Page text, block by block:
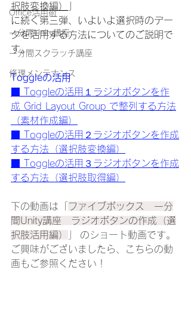
Office活用術
一分間Unity講座
一分間スクラッチ講座
修理メンテナンス
択肢変換編）
に続く第三弾、いよいよ選択時のデー
タを活用する方法についてのご説明で
す。
Toggleの活用
■ Toggleの活用１ラジオボタンを作
成 Grid Layout Group で整列する方法
（素材作成編）
■ Toggleの活用２ ラジオボタンを作成
する方法（選択肢変換編）
■ Toggleの活用３ラジオボタンを作成
する方法（選択肢取得編）
下の動画は「
ファイブボックス　一分
間Unity講座　ラジオボタンの作成（選
択肢活用編）
」 のショート動画です。
ご興味がございましたら、こちらの動
画もご参照ください！